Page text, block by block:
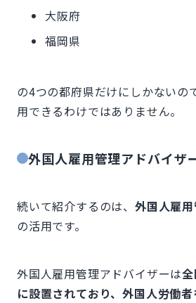
大阪府
福岡県
の4つの都府県だけにしかないの
用できるわけではありません。
外国人雇用管理アドバイザ
続いて紹介するのは、 外国人雇
の活用です。
外国人雇用管理アドバイザーは
に設置されており、外国人労働